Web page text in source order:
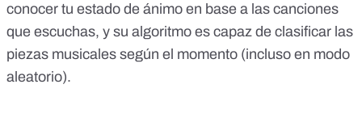
conocer tu estado de ánimo en base a las canciones
que escuchas, y su algoritmo es capaz de clasificar las
piezas musicales según el momento (incluso en modo
aleatorio).